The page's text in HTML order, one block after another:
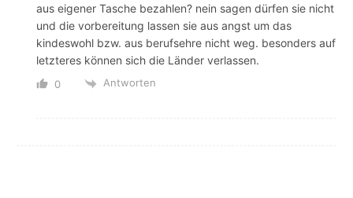
aus eigener Tasche bezahlen? nein sagen dürfen sie nicht
und die vorbereitung lassen sie aus angst um das
kindeswohl bzw. aus berufsehre nicht weg. besonders auf
letzteres können sich die Länder verlassen.
0 Antworten